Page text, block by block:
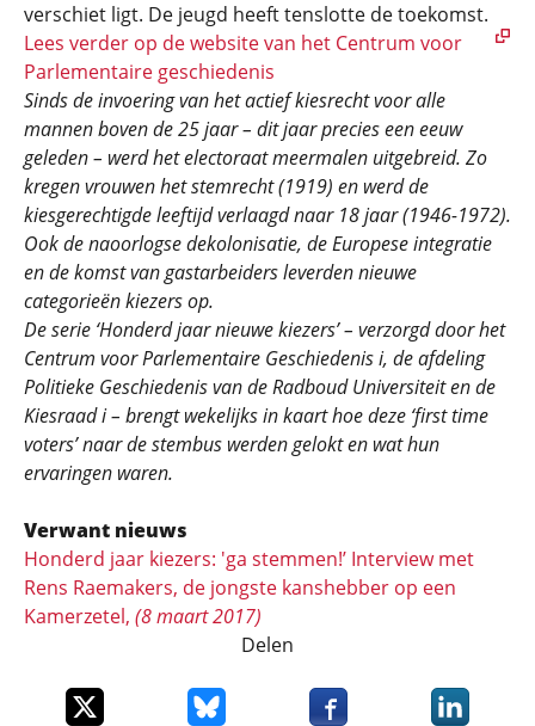
verschiet ligt. De jeugd heeft tenslotte de toekomst.
Lees verder op de website van het Centrum voor
Parlementaire geschiedenis
Sinds de invoering van het actief kiesrecht voor alle
mannen boven de 25 jaar – dit jaar precies een eeuw
geleden – werd het electoraat meermalen uitgebreid. Zo
kregen vrouwen het stemrecht (1919) en werd de
kiesgerechtigde leeftijd verlaagd naar 18 jaar (1946-1972).
Ook de naoorlogse dekolonisatie, de Europese integratie
en de komst van gastarbeiders leverden nieuwe
categorieën kiezers op.
De serie ‘Honderd jaar nieuwe kiezers’ – verzorgd door het
Centrum voor Parlementaire Geschiedenis i, de afdeling
Politieke Geschiedenis van de Radboud Universiteit en de
Kiesraad i – brengt wekelijks in kaart hoe deze ‘first time
voters’ naar de stembus werden gelokt en wat hun
ervaringen waren.
Verwant nieuws
Honderd jaar kiezers: 'ga stemmen!’ Interview met
Rens Raemakers, de jongste kanshebber op een
Kamerzetel, (8 maart 2017)
Delen
Deel dit item op XDeel dit item op Bluesky
Deel dit item opDeel dit